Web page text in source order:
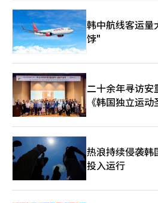
足背景下，部分学生开始依赖药物或咖啡
物之外，咖啡因也正在成为更普遍的
示，54.5%的青少年每月至少饮用一次
一次高咖啡因饮料，其中10.8%达到每
是，57.8%的受访者表示摄入咖啡因
业”，另有11.2%的人坦言，如果不摄
状态。在高年级学生中，这一比例升至
同作用下，睡眠在青少年阶段正被不
种“以兴奋替代休息”的行为模式正在逐渐固化
止步于校园，而是向整个社会蔓延。在
度工作以及加班文化，使越来越多上
不足”的循环。韩国不少企业员工实际
需维持高强度工作节奏。 在此背景下，首尔江南、汝矣岛、光化
门等办公区周边，午睡经济正在迅速扩
舱、冥想空间等新型业态在午休时间频
择放弃午餐，仅利用30分钟短暂睡眠
韩中航线客运
饽"
二十余年寻访安
《韩国独立运
热浪持续侵袭韩
投入运行